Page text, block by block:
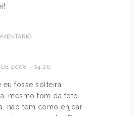
DE 2008 - 04:26
eu fosse solteira
mesmo tom da foto
nao tem como enjoar